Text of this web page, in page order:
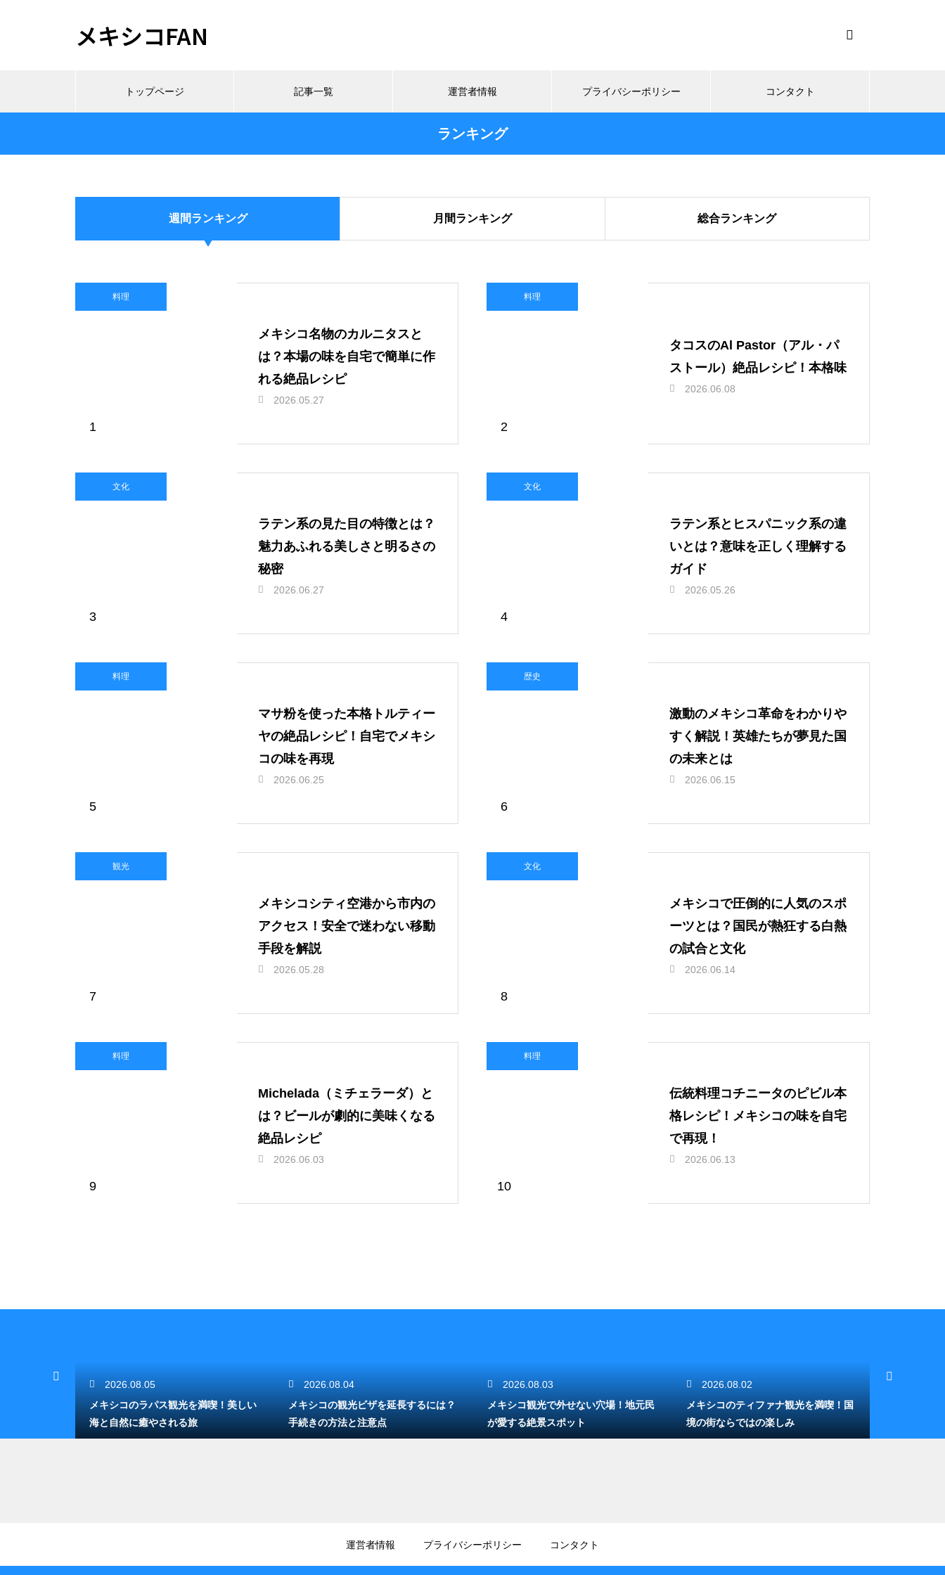
メキシコFAN
トップページ 記事一覧 運営者情報 プライバシーポリシー コンタクト
ランキング
週間ランキング 月間ランキング 総合ランキング
料理
1
メキシコ名物のカルニタスと
は？本場の味を自宅で簡単に作
れる絶品レシピ
2026.05.27
料理
2
タコスのAl Pastor（アル・パ
ストール）絶品レシピ！本格味
2026.06.08
文化
3
ラテン系の見た目の特徴とは？
魅力あふれる美しさと明るさの
秘密
2026.06.27
文化
4
ラテン系とヒスパニック系の違
いとは？意味を正しく理解する
ガイド
2026.05.26
料理
5
マサ粉を使った本格トルティー
ヤの絶品レシピ！自宅でメキシ
コの味を再現
2026.06.25
歴史
6
激動のメキシコ革命をわかりや
すく解説！英雄たちが夢見た国
の未来とは
2026.06.15
観光
7
メキシコシティ空港から市内の
アクセス！安全で迷わない移動
手段を解説
2026.05.28
文化
8
メキシコで圧倒的に人気のスポ
ーツとは？国民が熱狂する白熱
の試合と文化
2026.06.14
料理
9
Michelada（ミチェラーダ）と
は？ビールが劇的に美味くなる
絶品レシピ
2026.06.03
料理
10
伝統料理コチニータのピビル本
格レシピ！メキシコの味を自宅
で再現！
2026.06.13
2026.08.05
メキシコのラパス観光を満喫！美しい
海と自然に癒やされる旅
2026.08.04
メキシコの観光ビザを延長するには？
手続きの方法と注意点
2026.08.03
メキシコ観光で外せない穴場！地元民
が愛する絶景スポット
2026.08.02
メキシコのティファナ観光を満喫！国
境の街ならではの楽しみ
運営者情報 プライバシーポリシー コンタクト